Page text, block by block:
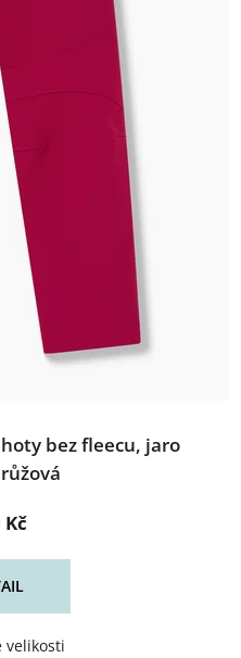
bez fleecu, jaro
Kč